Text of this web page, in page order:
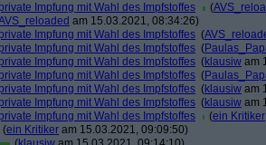
Impfung mit Wahl des Impfstoffes
(
am 15.03.2021, 08:34:26)
Impfung mit Wahl des Impfstoffes (
Impfung mit Wahl des Impfstoffes (
Impfung mit Wahl des Impfstoffes (klausiw am
Impfung mit Wahl des Impfstoffes (
Impfung mit Wahl des Impfstoffes (klausiw am
Impfung mit Wahl des Impfstoffes (klausiw am
Impfung mit Wahl des Impfstoffes
(ein Kritiker
(ein Kritiker am 15.03.2021, 09:09:50)